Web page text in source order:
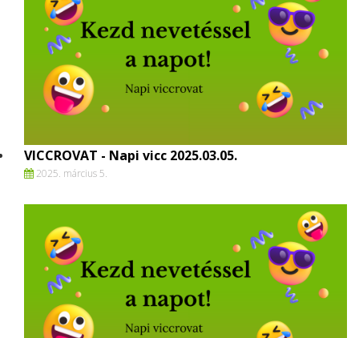
VICCROVAT - Napi vicc 2025.03.05.
2025. március 5.